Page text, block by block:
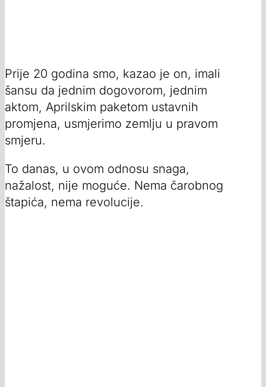
Prije 20 godina smo, kazao je on, imali
šansu da jednim dogovorom, jednim
aktom, Aprilskim paketom ustavnih
promjena, usmjerimo zemlju u pravom
smjeru.
To danas, u ovom odnosu snaga,
nažalost, nije moguće. Nema čarobnog
štapića, nema revolucije.